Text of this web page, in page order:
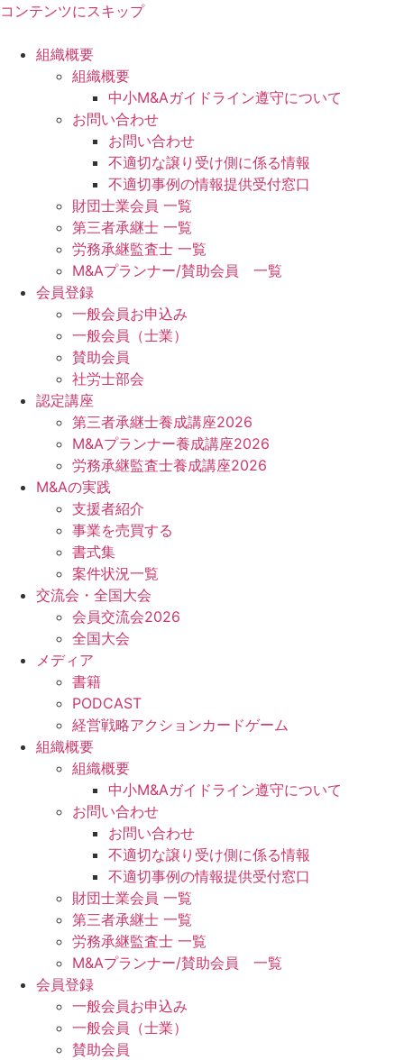
コンテンツにスキップ
組織概要
組織概要
中小M&Aガイドライン遵守について
お問い合わせ
お問い合わせ
不適切な譲り受け側に係る情報
不適切事例の情報提供受付窓口
財団士業会員 一覧
第三者承継士 一覧
労務承継監査士 一覧
M&Aプランナー/賛助会員 一覧
会員登録
一般会員お申込み
一般会員（士業）
賛助会員
社労士部会
認定講座
第三者承継士養成講座2026
M&Aプランナー養成講座2026
労務承継監査士養成講座2026
M&Aの実践
支援者紹介
事業を売買する
書式集
案件状況一覧
交流会・全国大会
会員交流会2026
全国大会
メディア
書籍
PODCAST
経営戦略アクションカードゲーム
組織概要
組織概要
中小M&Aガイドライン遵守について
お問い合わせ
お問い合わせ
不適切な譲り受け側に係る情報
不適切事例の情報提供受付窓口
財団士業会員 一覧
第三者承継士 一覧
労務承継監査士 一覧
M&Aプランナー/賛助会員 一覧
会員登録
一般会員お申込み
一般会員（士業）
賛助会員